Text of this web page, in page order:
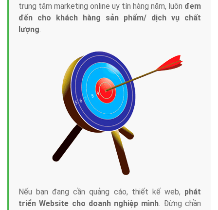
trung tâm marketing online uy tín hàng năm, luôn đem
đến cho khách hàng sản phẩm/ dịch vụ chất
lượng.
Nếu bạn đang cần quảng cáo, thiết kế web, phát
triển Website cho doanh nghiệp mình. Đừng chần